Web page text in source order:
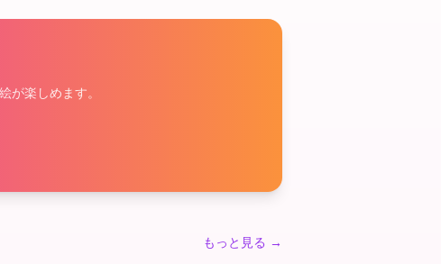
が楽しめます。
もっと見る →